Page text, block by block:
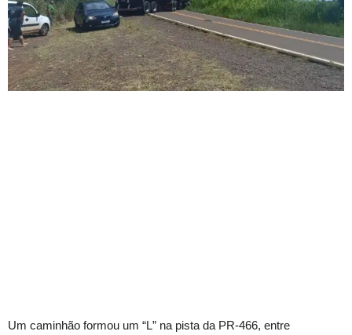
Um caminhão formou um “L” na pista da PR-466, entre